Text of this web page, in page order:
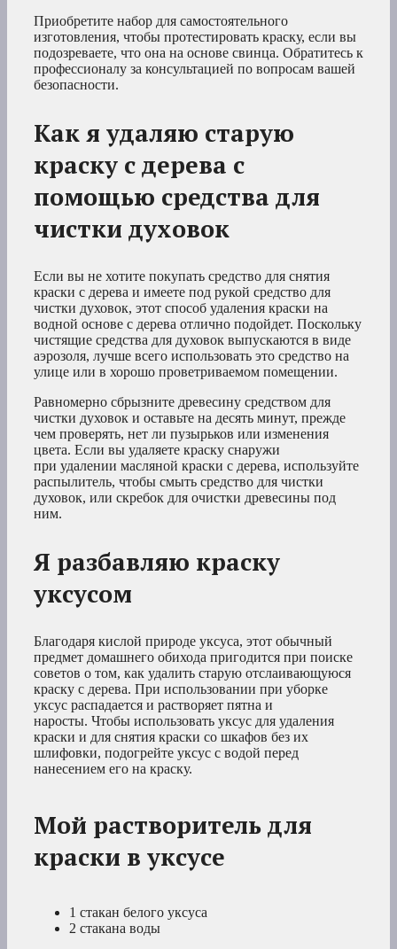
Приобретите набор для самостоятельного
изготовления, чтобы протестировать краску, если вы
подозреваете, что она на основе свинца. Обратитесь к
профессионалу за консультацией по вопросам вашей
безопасности.
Как я удаляю старую
краску с дерева с
помощью средства для
чистки духовок
Если вы не хотите покупать средство для снятия
краски с дерева и имеете под рукой средство для
чистки духовок, этот способ удаления краски на
водной основе с дерева отлично подойдет. Поскольку
чистящие средства для духовок выпускаются в виде
аэрозоля, лучше всего использовать это средство на
улице или в хорошо проветриваемом помещении.
Равномерно сбрызните древесину средством для
чистки духовок и оставьте на десять минут, прежде
чем проверять, нет ли пузырьков или изменения
цвета. Если вы удаляете краску снаружи
при удалении масляной краски с дерева, используйте
распылитель, чтобы смыть средство для чистки
духовок, или скребок для очистки древесины под
ним.
Я разбавляю краску
уксусом
Благодаря кислой природе уксуса, этот обычный
предмет домашнего обихода пригодится при поиске
советов о том, как удалить старую отслаивающуюся
краску с дерева. При использовании при уборке
уксус распадается и растворяет пятна и
наросты. Чтобы использовать уксус для удаления
краски и для снятия краски со шкафов без их
шлифовки, подогрейте уксус с водой перед
нанесением его на краску.
Мой растворитель для
краски в уксусе
1 стакан белого уксуса
2 стакана воды